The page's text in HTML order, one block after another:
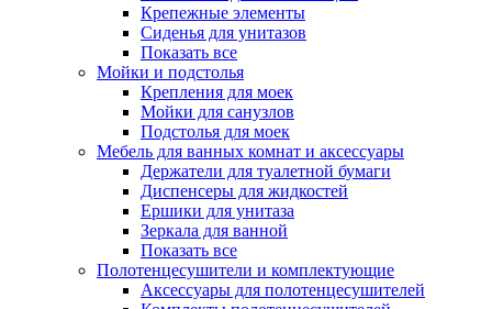
Крепежные элементы
Сиденья для унитазов
Показать все
Мойки и подстолья
Крепления для моек
Мойки для санузлов
Подстолья для моек
Мебель для ванных комнат и аксессуары
Держатели для туалетной бумаги
Диспенсеры для жидкостей
Ершики для унитаза
Зеркала для ванной
Показать все
Полотенцесушители и комплектующие
Аксессуары для полотенцесушителей